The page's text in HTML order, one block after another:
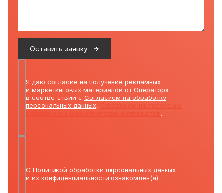
Оставить заявку
Я даю согласие на получение рекламных
и маркетинговых материалов от Оператора
в соответствии с Согласием на обработку
персональных данных,
.
С Политикой обработки персональных данных
и их конфиденциальности ознакомлен(а)